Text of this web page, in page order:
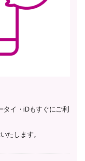
イ・iDもすぐにご利
たします。